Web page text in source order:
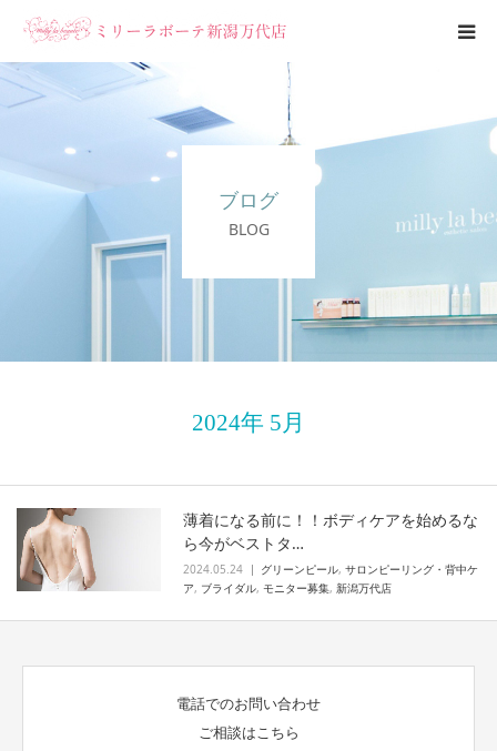
ブログ
BLOG
2024年 5月
薄着になる前に！！ボディケアを始めるな
ら今がベストタ…
2024.05.24 グリーンピール, サロンピーリング・背中ケ
ア, ブライダル, モニター募集, 新潟万代店
電話でのお問い合わせ
ご相談はこちら
エステメニュー
ブライダルエステ
サロン案内